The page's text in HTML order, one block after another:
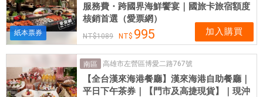
紙本票券
服務費・跨國界海鮮饗宴｜國旅卡旅宿額度
核銷首選（愛票網）
1089 995 加入購買
南區 高雄市左營區博愛二路767號
【全台漢來海港餐廳】漢來海港自助餐廳｜
平日下午茶券｜【門市及高捷現貨】｜現沖